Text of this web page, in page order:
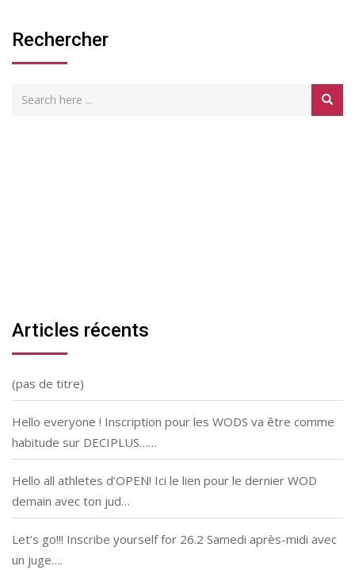
Rechercher
Articles récents
(pas de titre)
Hello everyone ! Inscription pour les WODS va être comme
habitude sur DECIPLUS……
Hello all athletes d’OPEN! Ici le lien pour le dernier WOD
demain avec ton jud…
Let’s go!!! Inscribe yourself for 26.2 Samedi après-midi avec
un juge….